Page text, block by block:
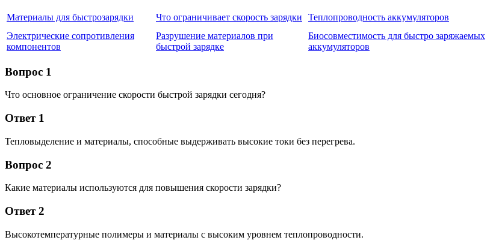
Материалы для быстрозарядки Что ограничивает скорость зарядки Теплопроводность аккумуляторов
Электрические сопротивления
компонентов
Разрушение материалов при
быстрой зарядке
Биосовместимость для быстро заряжаемых
аккумуляторов
Вопрос 1
Что основное ограничение скорости быстрой зарядки сегодня?
Ответ 1
Тепловыделение и материалы, способные выдерживать высокие токи без перегрева.
Вопрос 2
Какие материалы используются для повышения скорости зарядки?
Ответ 2
Высокотемпературные полимеры и материалы с высоким уровнем теплопроводности.